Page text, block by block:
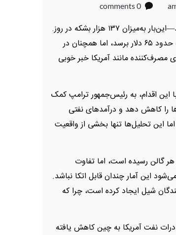
0 comments
اوپک‌پلاس بار دیگر تصمیم گرفت تولید نفت خود را افزایش دهد—این‌بار به‌میزان ۱۳۷ هزار بشکه در روز.
این افزایش اندک باعث شد قیمت نفت برنت کمی بالا برود و به حدود ۶۵ دلار برسد، اما همچنان در
مانند آمریکا خبر خوبی
این اقدام، به رئیس‌جمهور ترامپ کمک
را کاهش دهد و درآمدهای نفتی
این تحلیل‌ها تنها بخشی از واقعیت
کمی کاهش یافته و به حدود ۳.۱۳ دلار در هر گالن رسیده است، اما تفاوت
این آمار چندان قابل اتکا نباشد.
شیل ایجاد کرده است، چرا که
نفت آمریکا به چین کاهش یافته